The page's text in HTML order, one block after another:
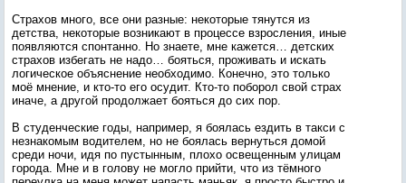
Страхов много, все они разные: некоторые тянутся из
детства, некоторые возникают в процессе взросления, иные
появляются спонтанно. Но знаете, мне кажется… детских
страхов избегать не надо… бояться, проживать и искать
логическое объяснение необходимо. Конечно, это только
моё мнение, и кто-то его осудит. Кто-то поборол свой страх
иначе, а другой продолжает бояться до сих пор.
В студенческие годы, например, я боялась ездить в такси с
незнакомым водителем, но не боялась вернуться домой
среди ночи, идя по пустынным, плохо освещенным улицам
города. Мне и в голову не могло прийти, что из тёмного